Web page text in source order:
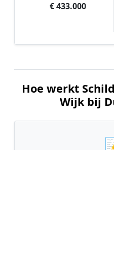
€ 433.000
Hoe werkt
Wijk bij